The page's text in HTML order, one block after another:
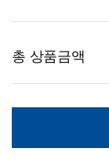
총 상품금액